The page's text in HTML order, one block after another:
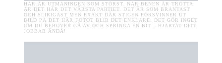
HÄR ÄR UTMANINGEN SOM STÖRST. NÄR BENEN ÄR TRÖTTA
ÄR DET HÄR DET VÄRSTA PARTIET. DET ÄR SOM BRANTAST
OCH SLIRIGAST MEN EXAKT DÄR STIGEN FÖRSVINNER UT
BILD PÅ DET HÄR FOTOT BLIR DET ENKLARE. DET GÖR INGET
OM DU BEHÖVER GÅ AV OCH SPRINGA EN BIT – HJÄRTAT DITT
JOBBAR ÄNDÅ!